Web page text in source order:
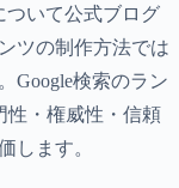
ついて公式ブログ
ツの制作方法では
Google検索のラン
性・権威性・信頼
します。